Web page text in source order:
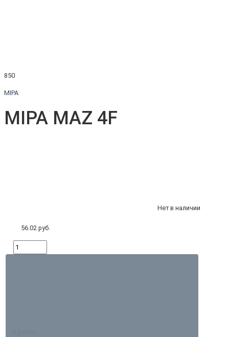
850
MIPA
MIPA MAZ 4F
Нет в наличии
56.02 руб.